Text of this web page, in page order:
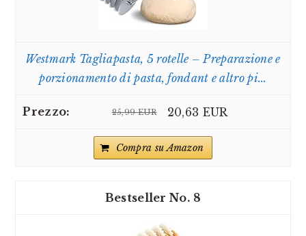
Westmark Tagliapasta, 5 rotelle – Preparazione e
porzionamento di pasta, fondant e altro pi...
25,99 EUR 20,63 EUR
Compra su Amazon
8